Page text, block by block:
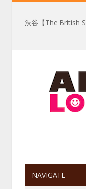
渋谷【The British
NAVIGATE